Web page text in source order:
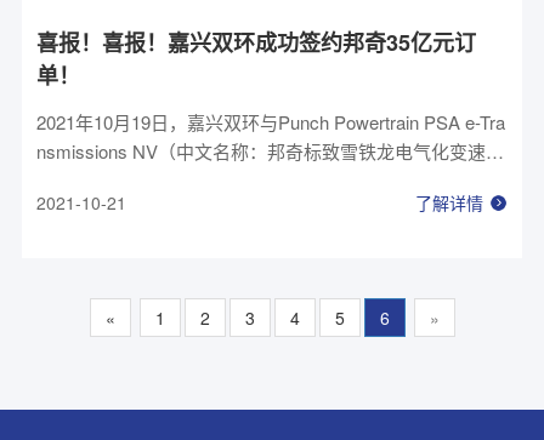
喜报！喜报！嘉兴双环成功签约邦奇35亿元订
单！
2021年10月19日，嘉兴双环与Punch Powertrain PSA e-Tra
nsmissions NV（中文名称：邦奇标致雪铁龙电气化变速箱
方就新能源动力系统DT2项目批量供应有关事项达成合作。
金额约为35.54亿元人民币。
2021-10-21 了解详情
« 1 2 3 4 5 6 »